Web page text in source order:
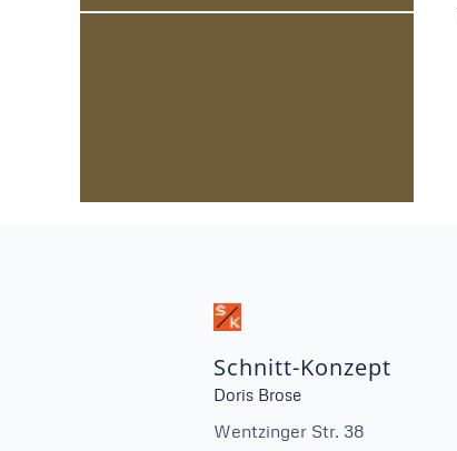
Schnitt-Konzept
Doris Brose
Wentzinger Str. 38